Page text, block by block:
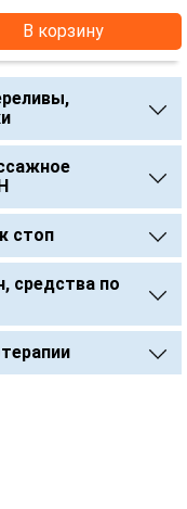
В корзину
стоп
средства по